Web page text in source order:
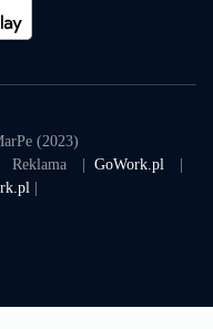
(2023)
Reklama| GoWork.pl|